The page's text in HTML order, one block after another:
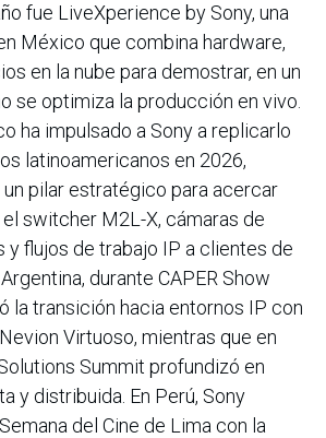
fue LiveXperience by Sony, una
México que combina hardware,
en la nube para demostrar, en un
se optimiza la producción en vivo.
ha impulsado a Sony a replicarlo
latinoamericanos en 2026,
pilar estratégico para acercar
switcher M2L-X, cámaras de
y flujos de trabajo IP a clientes de
durante CAPER Show
la transición hacia entornos IP con
Virtuoso, mientras que en
Summit profundizó en
y distribuida. En Perú, Sony
del Cine de Lima con la